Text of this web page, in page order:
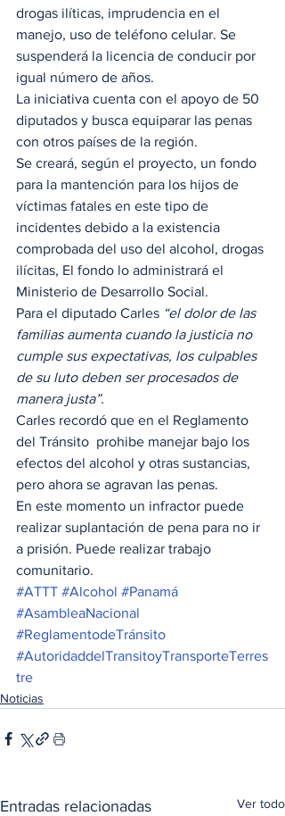
drogas ilíticas, imprudencia en el
manejo, uso de teléfono celular. Se
suspenderá la licencia de conducir por
igual número de años.
La iniciativa cuenta con el apoyo de 50
diputados y busca equiparar las penas
con otros países de la región.
Se creará, según el proyecto, un fondo
para la mantención para los hijos de
víctimas fatales en este tipo de
incidentes debido a la existencia
comprobada del uso del alcohol, drogas
ilícitas, El fondo lo administrará el
Ministerio de Desarrollo Social.
Para el diputado Carles “el dolor de las
familias aumenta cuando la justicia no
cumple sus expectativas, los culpables
de su luto deben ser procesados de
manera justa”.
Carles recordó que en el Reglamento
del Tránsito  prohibe manejar bajo los
efectos del alcohol y otras sustancias,
pero ahora se agravan las penas.
En este momento un infractor puede
realizar suplantación de pena para no ir
a prisión. Puede realizar trabajo
comunitario.
#ATTT #Alcohol #Panamá
#AsambleaNacional
#ReglamentodeTránsito
#AutoridaddelTransitoyTransporteTerres
tre
Noticias
Entradas relacionadas Ver todo